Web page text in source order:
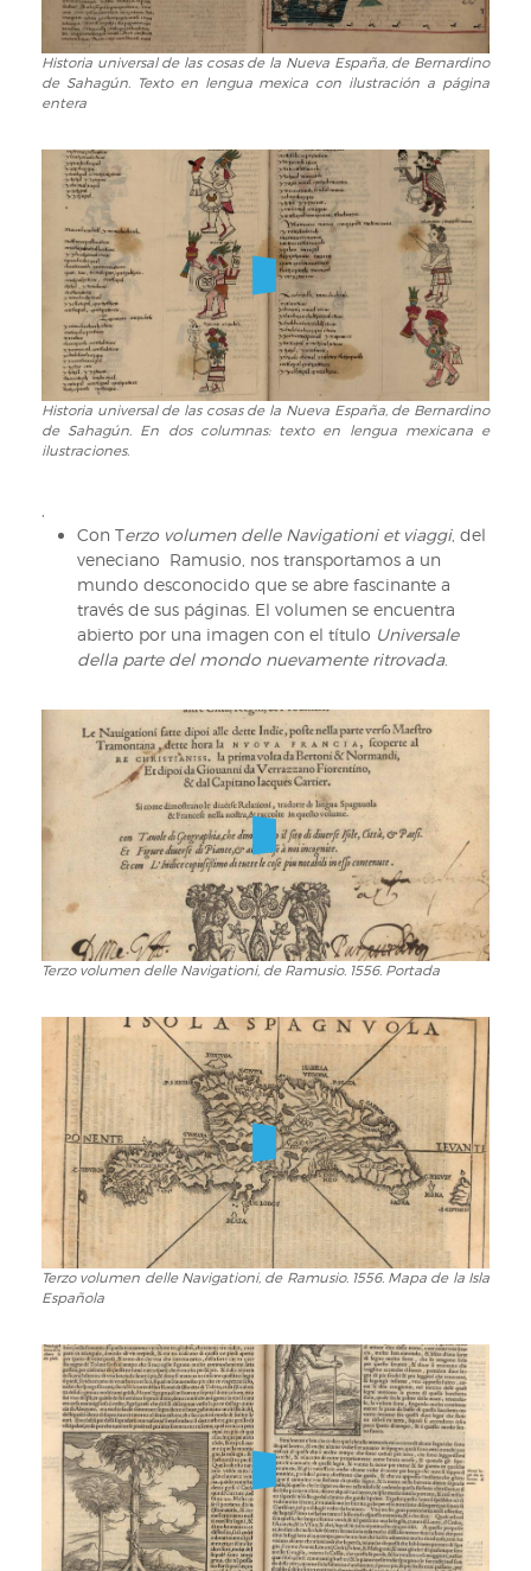
Sahagún.
Comienzo
del
manuscrito
Historia
universal
cosas
Nueva
España,
Bernardino
Sahagún.
Texto
en
lengua
ilustración
página
entera
Historia universal de las cosas de la Nueva España, de Bernardino
de Sahagún. Texto en lengua mexica con ilustración a página
entera
Historia
universal
cosas
de
Nueva
España,
Bernardino
Sahagún.
columnas:
en
mexicana
ilustraciones.
Historia universal de las cosas de la Nueva España, de Bernardino
de Sahagún. En dos columnas: texto en lengua mexicana e
ilustraciones.
Con Terzo volumen delle Navigationi et viaggi, del
veneciano Ramusio, nos transportamos a un
mundo desconocido que se abre fascinante a
través de sus páginas. El volumen se encuentra
abierto por una imagen con el título Universale
della parte del mondo nuevamente ritrovada.
Terzo
Navigationi,
de
Ramusio.
1556.
Portada
Terzo volumen delle Navigationi, de Ramusio. 1556. Portada
Terzo
volumen
Navigationi,
Ramusio.
1556.
Mapa
de
Española
Terzo volumen delle Navigationi, de Ramusio. 1556. Mapa de la Isla
Española